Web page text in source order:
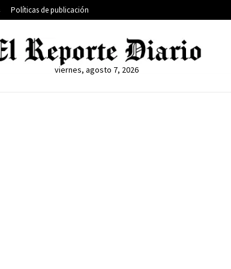
Políticas de publicación
viernes, agosto 7, 2026